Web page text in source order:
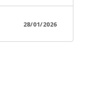
28/01/2026